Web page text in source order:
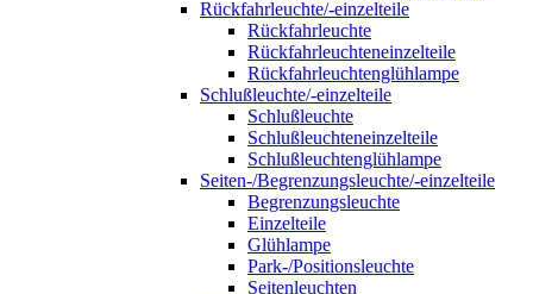
Rückfahrleuchte/-einzelteile
Rückfahrleuchte
Rückfahrleuchteneinzelteile
Rückfahrleuchtenglühlampe
Schlußleuchte/-einzelteile
Schlußleuchte
Schlußleuchteneinzelteile
Schlußleuchtenglühlampe
Seiten-/Begrenzungsleuchte/-einzelteile
Begrenzungsleuchte
Einzelteile
Glühlampe
Park-/Positionsleuchte
Seitenleuchten